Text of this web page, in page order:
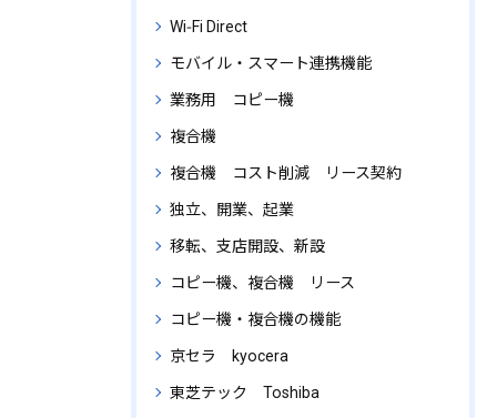
Wi‑Fi Direct
モバイル・スマート連携機能
業務用 コピー機
複合機
複合機 コスト削減 リース契約
独立、開業、起業
移転、支店開設、新設
コピー機、複合機 リース
コピー機・複合機の機能
京セラ kyocera
東芝テック Toshiba